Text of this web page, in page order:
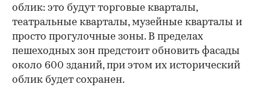
облик: это будут торговые кварталы,
театральные кварталы, музейные кварталы и
просто прогулочные зоны. В пределах
пешеходных зон предстоит обновить фасады
около 600 зданий, при этом их исторический
облик будет сохранен.